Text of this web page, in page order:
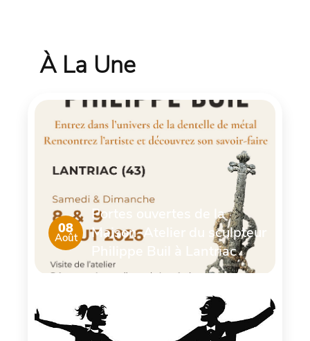
À La Une
08
Août
Portes ouvertes de la
Maison-Atelier du sculpteur
Philippe Buil à Lantriac